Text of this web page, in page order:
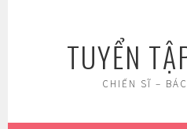
TUYỂN
CHIẾN SĨ –